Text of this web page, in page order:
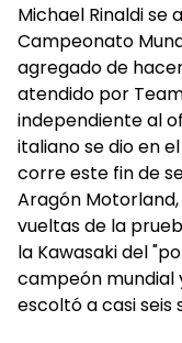
Michael Rinaldi se
Campeonato
agregado de
atendido por
independiente al
italiano se dio en
corre este fin de
Aragón
vueltas de la
la Kawasaki del
campeón mundial
escoltó a casi seis